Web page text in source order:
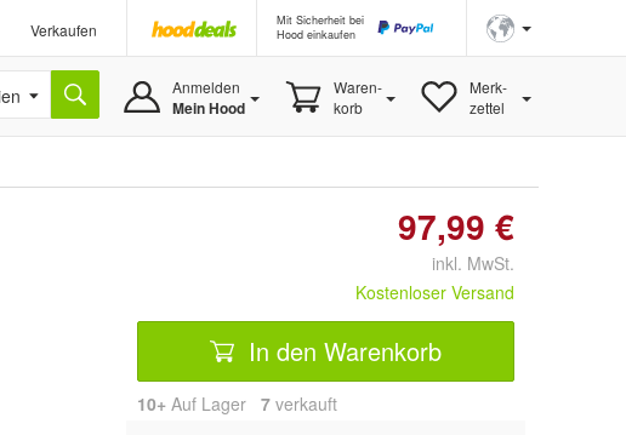
Verkaufen
Mit Sicherheit bei
Hood einkaufen
Anmelden
Mein Hood
Waren-
korb
Merk-
zettel
97,99 €
inkl. MwSt.
Kostenloser Versand
In den Warenkorb
10+ Auf Lager 7 verkauft